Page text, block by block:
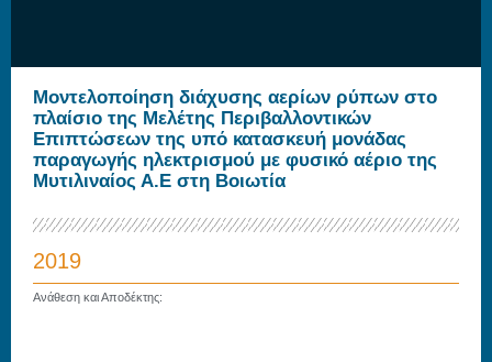
Μοντελοποίηση διάχυσης αερίων ρύπων στο
πλαίσιο της Μελέτης Περιβαλλοντικών
Επιπτώσεων της υπό κατασκευή μονάδας
παραγωγής ηλεκτρισμού με φυσικό αέριο της
Μυτιλιναίος Α.Ε στη Βοιωτία
2019
Ανάθεση και Αποδέκτης: